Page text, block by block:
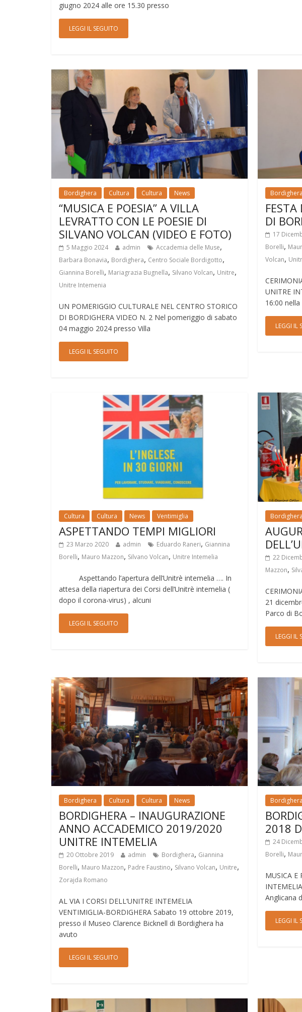
giugno 2024 alle ore 15.30 presso
LEGGI IL SEGUITO
Bordighera Cultura Cultura News
“MUSICA E POESIA” A VILLA
LEVRATTO CON LE POESIE DI
SILVANO VOLCAN (VIDEO E FOTO)
5 Maggio 2024 admin Accademia delle Muse,
Barbara Bonavia, Bordighera, Centro Sociale Bordigotto,
Giannina Borelli, Mariagrazia Bugnella, Silvano Volcan, Unitre,
Unitre Intemenia
UN POMERIGGIO CULTURALE NEL CENTRO STORICO
DI BORDIGHERA VIDEO N. 2 Nel pomeriggio di sabato
04 maggio 2024 presso Villa
LEGGI IL SEGUITO
Bordighera
FESTA
DI
17
Borelli,
Volcan,
UNITRE
16:00
LEGGI IL
Cultura Cultura News Ventimiglia
ASPETTANDO TEMPI MIGLIORI
23 Marzo 2020 admin Eduardo Raneri, Giannina
Borelli, Mauro Mazzon, Silvano Volcan, Unitre Intemelia
Aspettando l’apertura dell’Unitrè intemelia …. In
attesa della riapertura dei Corsi dell’Unitrè intemelia (
dopo il corona-virus) , alcuni
LEGGI IL SEGUITO
Bordighera
22
Mazzon,
21
Parco di
LEGGI IL
Bordighera Cultura Cultura News
BORDIGHERA – INAUGURAZIONE
ANNO ACCADEMICO 2019/2020
UNITRE INTEMELIA
20 Ottobre 2019 admin Bordighera, Giannina
Borelli, Mauro Mazzon, Padre Faustino, Silvano Volcan, Unitre,
Zorajda Romano
AL VIA I CORSI DELL’UNITRE INTEMELIA
VENTIMIGLIA-BORDIGHERA Sabato 19 ottobre 2019,
presso il Museo Clarence Bicknell di Bordighera ha
avuto
LEGGI IL SEGUITO
Bordighera
2018
24
Borelli,
MUSICA E
Anglicana
LEGGI IL